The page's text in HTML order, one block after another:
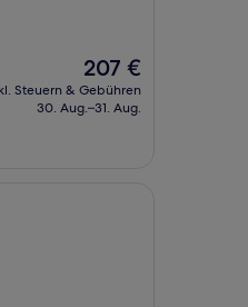
Der
Preis
beträgt
207 €
Steuern & Gebühren
30. Aug.–31. Aug.